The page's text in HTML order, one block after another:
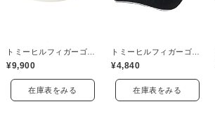
¥9,900
在庫表をみる
¥4,840
在庫表をみる